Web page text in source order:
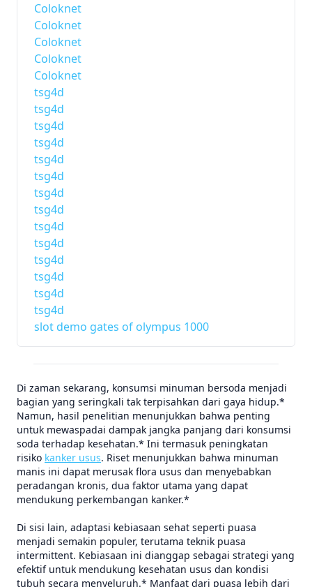
Coloknet
Coloknet
Coloknet
Coloknet
Coloknet
tsg4d
tsg4d
tsg4d
tsg4d
tsg4d
tsg4d
tsg4d
tsg4d
tsg4d
tsg4d
tsg4d
tsg4d
tsg4d
tsg4d
slot demo gates of olympus 1000
Di zaman sekarang, konsumsi minuman bersoda menjadi
bagian yang seringkali tak terpisahkan dari gaya hidup.*
Namun, hasil penelitian menunjukkan bahwa penting
untuk mewaspadai dampak jangka panjang dari konsumsi
soda terhadap kesehatan.* Ini termasuk peningkatan
risiko kanker usus. Riset menunjukkan bahwa minuman
manis ini dapat merusak flora usus dan menyebabkan
peradangan kronis, dua faktor utama yang dapat
mendukung perkembangan kanker.*
Di sisi lain, adaptasi kebiasaan sehat seperti puasa
menjadi semakin populer, terutama teknik puasa
intermittent. Kebiasaan ini dianggap sebagai strategi yang
efektif untuk mendukung kesehatan usus dan kondisi
tubuh secara menyeluruh.* Manfaat dari puasa lebih dari